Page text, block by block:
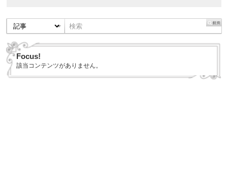
Focus!
該当コンテンツがありません。